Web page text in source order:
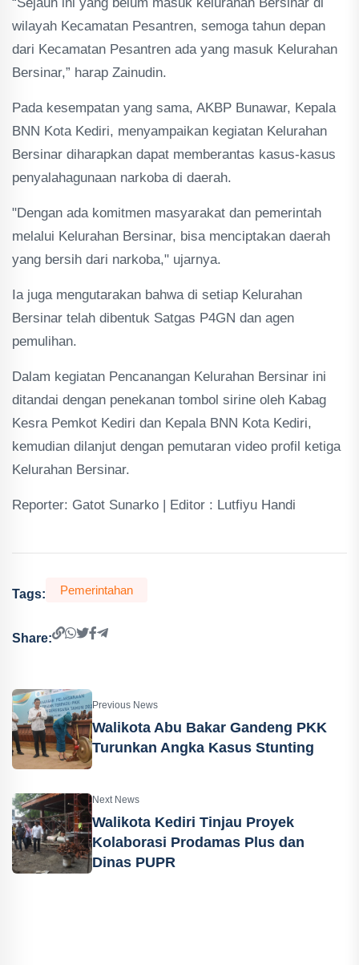
wilayah Kecamatan Pesantren, semoga tahun depan
dari Kecamatan Pesantren ada yang masuk Kelurahan
Bersinar,” harap Zainudin.
Pada kesempatan yang sama, AKBP Bunawar, Kepala
BNN Kota Kediri, menyampaikan kegiatan Kelurahan
Bersinar diharapkan dapat memberantas kasus-kasus
penyalahagunaan narkoba di daerah.
"Dengan ada komitmen masyarakat dan pemerintah
melalui Kelurahan Bersinar, bisa menciptakan daerah
yang bersih dari narkoba," ujarnya.
Ia juga mengutarakan bahwa di setiap Kelurahan
Bersinar telah dibentuk Satgas P4GN dan agen
pemulihan.
Dalam kegiatan Pencanangan Kelurahan Bersinar ini
ditandai dengan penekanan tombol sirine oleh Kabag
Kesra Pemkot Kediri dan Kepala BNN Kota Kediri,
kemudian dilanjut dengan pemutaran video profil ketiga
Kelurahan Bersinar.
Reporter: Gatot Sunarko | Editor : Lutfiyu Handi
Tags: Pemerintahan
Share:
Previous News
Walikota Abu Bakar Gandeng PKK
Turunkan Angka Kasus Stunting
Next News
Walikota Kediri Tinjau Proyek
Kolaborasi Prodamas Plus dan
Dinas PUPR